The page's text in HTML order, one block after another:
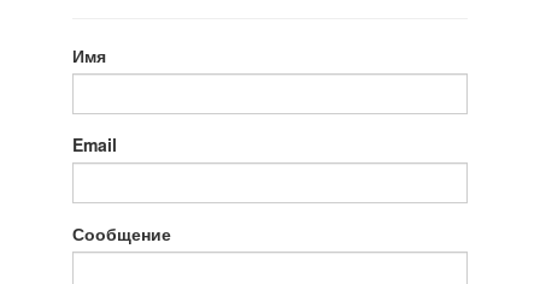
Имя
Email
Сообщение